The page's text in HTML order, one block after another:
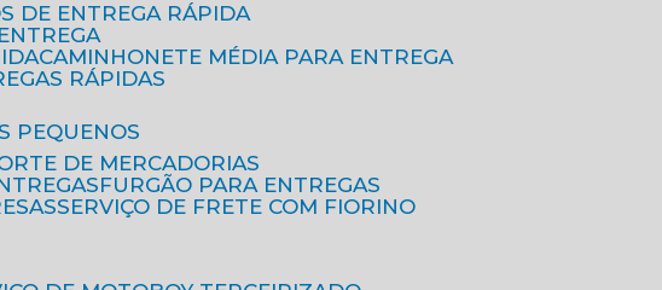
DE ENTREGA RÁPIDA
CAMINHONETE MÉDIA PARA ENTREGA
RÁPIDAS
PEQUENOS
DE MERCADORIAS
FURGÃO PARA ENTREGAS
SERVIÇO DE FRETE COM FIORINO